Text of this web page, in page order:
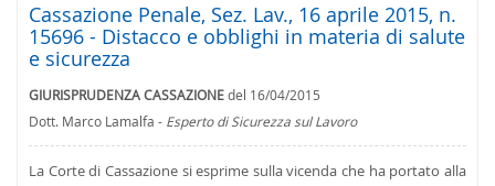
Cassazione Penale, Sez. Lav., 16 aprile 2015, n.
15696 - Distacco e obblighi in materia di salute
e sicurezza
GIURISPRUDENZA CASSAZIONEdel 16/04/2015
Dott. Marco Lamalfa - Esperto di Sicurezza sul Lavoro
La Corte di Cassazione si esprime sulla vicenda che ha portato alla